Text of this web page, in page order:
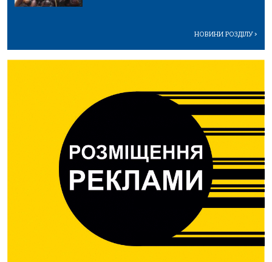
НОВИНИ РОЗДІЛУ>